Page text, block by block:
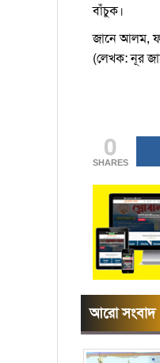
বাঁচুক।
জানে আলম,
(লেখক: নূর
0
SHARES
আরো সংবাদ